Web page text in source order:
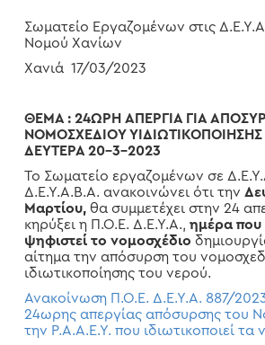
Σωματείο Εργαζομένων στις
Νομού Χανίων
Χανιά 17/03/2023
ΘΕΜΑ : 24ΩΡΗ ΑΠΕΡΓΙΑ ΓΙΑ
ΝΟΜΟΣΧΕΔΙΟΥ
ΔΕΥΤΕΡΑ 20-3-2023
Το Σωματείο εργαζομένων σε
Δ.Ε.Υ.Α.Β.Α. ανακοινώνει ότι την
Μαρτίου, θα συμμετέχει στην 24
κηρύξει η Π.Ο.Ε. Δ.Ε.Υ.Α., ημέρα που
ψηφιστεί το νομοσχέδιο
αίτημα την απόσυρση του
ιδιωτικοποίησης του νερού.
Ανακοίνωση Π.Ο.Ε. Δ.Ε.Υ.Α. 887/
24ωρης απεργίας απόσυρσης του
την Ρ.Α.Α.Ε.Υ. που ιδιωτικοποιεί τα